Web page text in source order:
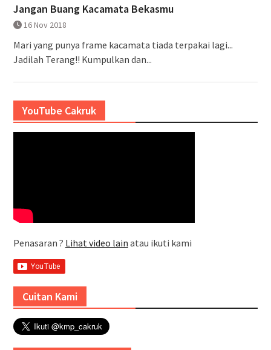
Jangan Buang Kacamata Bekasmu
16 Nov 2018
Mari yang punya frame kacamata tiada terpakai lagi...
Jadilah Terang!! Kumpulkan dan...
YouTube Cakruk
Penasaran ? Lihat video lain atau ikuti kami
Cuitan Kami